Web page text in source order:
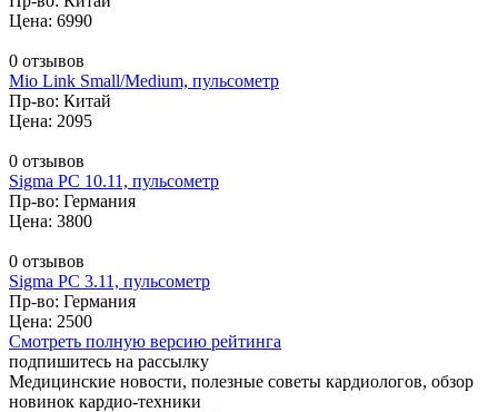
Цена: 6990
0 отзывов
Mio Link Small/Medium, пульсометр
Пр-во: Китай
Цена: 2095
0 отзывов
Sigma PC 10.11, пульсометр
Пр-во: Германия
Цена: 3800
0 отзывов
Sigma PC 3.11, пульсометр
Пр-во: Германия
Цена: 2500
Смотреть полную версию рейтинга
подпишитесь на рассылку
Медицинские новости, полезные советы кардиологов, обзор
новинок кардио-техники